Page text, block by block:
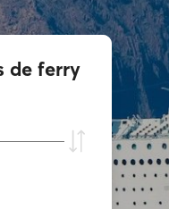
de ferry